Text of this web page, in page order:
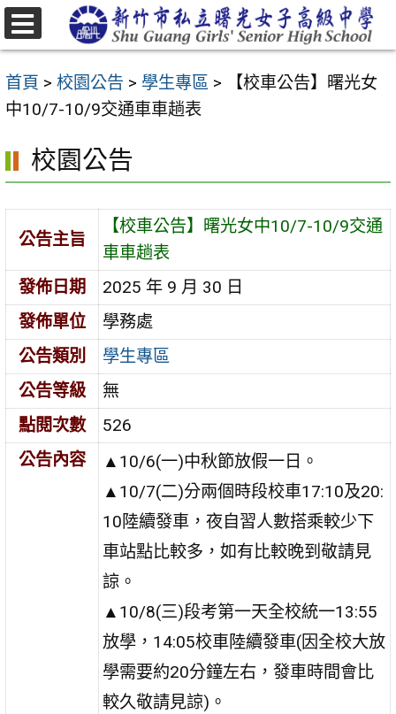
跳
至
要
內
區
首頁 > 校園公告 > 學生專區 >
【校車公告】曙光女
中10/7-10/9交通車車趟表
校園公告
公告主旨
【校車公告】曙光女中10/7-10/9交通
車車趟表
發佈日期
2025 年 9 月 30 日
發佈單位
學務處
公告類別
學生專區
公告等級
無
點閱次數
526
公告內容
▲10/6(一)中秋節放假一日。
▲10/7(二)分兩個時段校車17:10及20:
10陸續發車，夜自習人數搭乘較少下
車站點比較多，如有比較晚到敬請見
諒。
▲10/8(三)段考第一天全校統一13:55
放學，14:05校車陸續發車(因全校大放
學需要約20分鐘左右，發車時間會比
較久敬請見諒)。
選
單